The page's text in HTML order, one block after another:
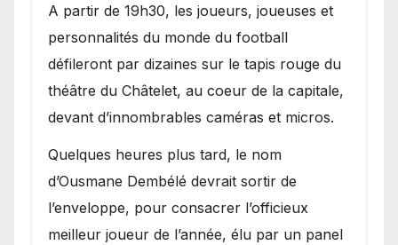
A partir de 19h30, les joueurs, joueuses et
personnalités du monde du football
défileront par dizaines sur le tapis rouge du
théâtre du Châtelet, au coeur de la capitale,
devant d’innombrables caméras et micros.
Quelques heures plus tard, le nom
d’Ousmane Dembélé devrait sortir de
l’enveloppe, pour consacrer l’officieux
meilleur joueur de l’année, élu par un panel